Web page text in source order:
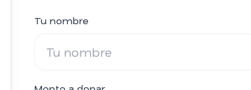
Tu nombre